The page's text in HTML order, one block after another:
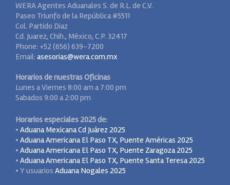
WERA Agentes Aduanales S. de R.L. de C.V.
Paseo Triunfo de la República #5511
Col. Partido Diaz
Cd. Juarez, Chih., México, C.P. 32417
Phone: +52 (656) 639-7200
Email: asesorias@wera.com.mx
Horarios de nuestras Oficinas
Lunes a Viernes 8:00 am a 7:00 pm
Sabados 9:00 a 2:00 pm
Horarios especiales 2025 de:
• Aduana Mexicana Cd Juárez 2025
• Aduana Americana El Paso TX, Puente Américas 2025
• Aduana Americana El Paso TX, Puente Zaragoza 2025
• Aduana Americana El Paso TX, Puente Santa Teresa 2025
• Y usuarios Aduana Nogales 2025